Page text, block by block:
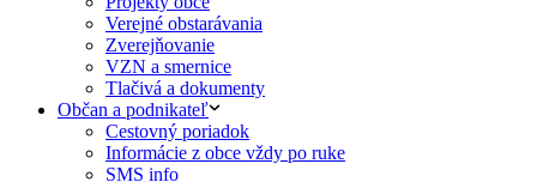
Verejné obstarávania
Zverejňovanie
VZN a smernice
Tlačivá a dokumenty
Občan a podnikateľ
Cestovný poriadok
Informácie z obce vždy po ruke
SMS info